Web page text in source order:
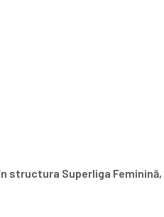
structura Superliga Feminină,